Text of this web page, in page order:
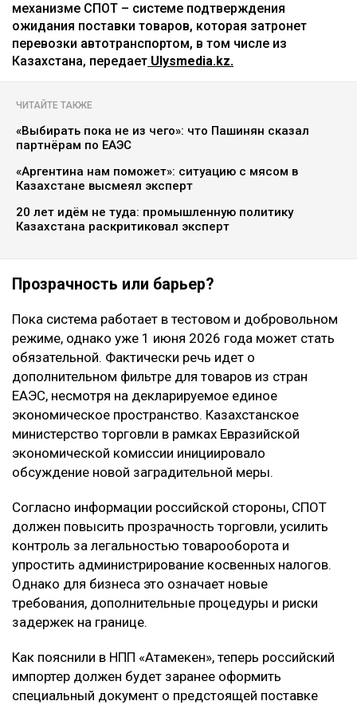
механизме СПОТ – системе подтверждения
ожидания поставки товаров, которая затронет
перевозки автотранспортом, в том числе из
Казахстана, передает Ulysmedia.kz.
ЧИТАЙТЕ ТАКЖЕ
«Выбирать пока не из чего»: что Пашинян сказал
партнёрам по ЕАЭС
«Аргентина нам поможет»: ситуацию с мясом в
Казахстане высмеял эксперт
20 лет идём не туда: промышленную политику
Казахстана раскритиковал эксперт
Прозрачность или барьер?
Пока система работает в тестовом и добровольном
режиме, однако уже 1 июня 2026 года может стать
обязательной. Фактически речь идет о
дополнительном фильтре для товаров из стран
ЕАЭС, несмотря на декларируемое единое
экономическое пространство. Казахстанское
министерство торговли в рамках Евразийской
экономической комиссии инициировало
обсуждение новой заградительной меры.
Согласно информации российской стороны, СПОТ
должен повысить прозрачность торговли, усилить
контроль за легальностью товарооборота и
упростить администрирование косвенных налогов.
Однако для бизнеса это означает новые
требования, дополнительные процедуры и риски
задержек на границе.
Как пояснили в НПП «Атамекен», теперь российский
импортер должен будет заранее оформить
специальный документ о предстоящей поставке